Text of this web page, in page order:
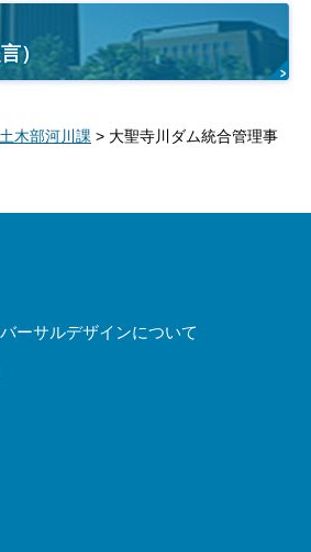
）
土木部河川課 > 大聖寺川ダム統合管理事
ーサルデザインについて